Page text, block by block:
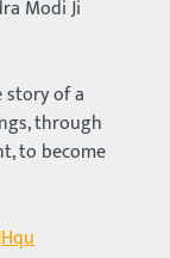
Modi Ji
story of a
through
to become